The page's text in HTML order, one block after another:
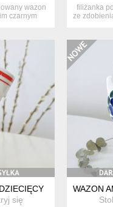
wazon
czarnym
filiżanka
ze
STARY WAŁBRZYCH
się
WAZON